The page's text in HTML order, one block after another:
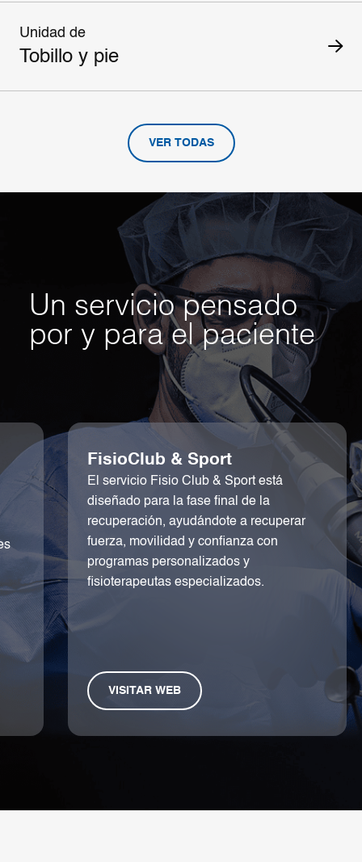
Unidad de
Tobillo y pie
VER TODAS
Un servicio pensado
por y para el paciente
Segunda Opinión Médica
online
El Sistema de Segunda Opinión
Médica Online permite recibir
valoraciones a distancia de los mejores
especialistas de la Clínica CEMTRO,
para conocer una segunda opinión.
VISITAR WEB